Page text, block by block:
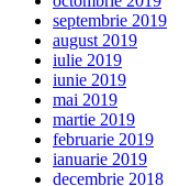
septembrie 2019
august 2019
iulie 2019
iunie 2019
mai 2019
martie 2019
februarie 2019
ianuarie 2019
decembrie 2018